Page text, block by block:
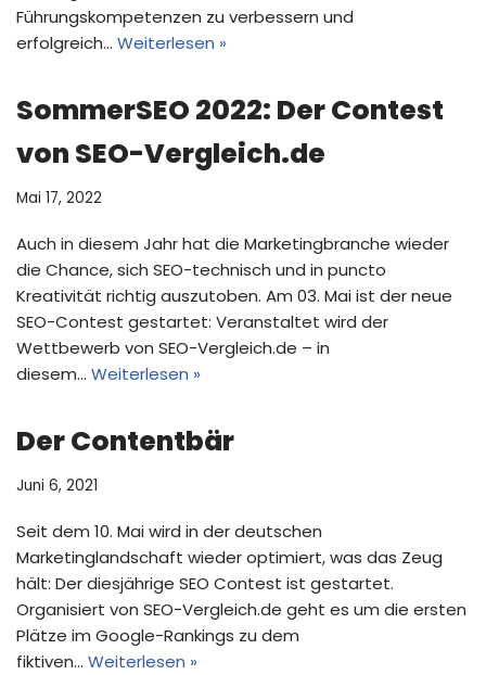
Führungskompetenzen zu verbessern und
erfolgreich… Weiterlesen »
SommerSEO 2022: Der Contest
von SEO-Vergleich.de
Mai 17, 2022
Auch in diesem Jahr hat die Marketingbranche wieder
die Chance, sich SEO-technisch und in puncto
Kreativität richtig auszutoben. Am 03. Mai ist der neue
SEO-Contest gestartet: Veranstaltet wird der
Wettbewerb von SEO-Vergleich.de – in
diesem… Weiterlesen »
Der Contentbär
Juni 6, 2021
Seit dem 10. Mai wird in der deutschen
Marketinglandschaft wieder optimiert, was das Zeug
hält: Der diesjährige SEO Contest ist gestartet.
Organisiert von SEO-Vergleich.de geht es um die ersten
Plätze im Google-Rankings zu dem
fiktiven… Weiterlesen »